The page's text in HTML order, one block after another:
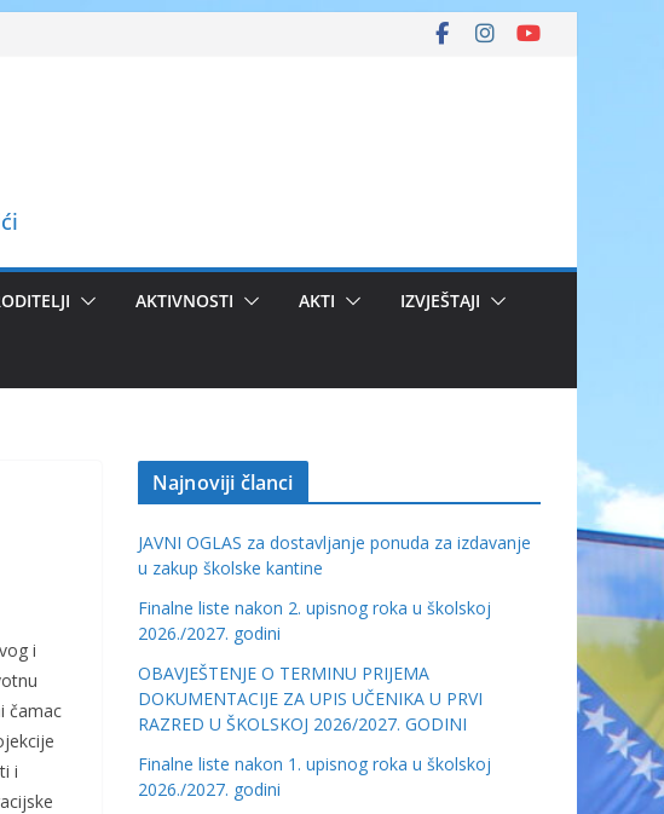
AKTIVNOSTI AKTI IZVJEŠTAJI
i
čamac
i
Najnoviji članci
JAVNI OGLAS za dostavljanje ponuda za izdavanje
u zakup školske kantine
Finalne liste nakon 2. upisnog roka u školskoj
2026./2027. godini
OBAVJEŠTENJE O TERMINU PRIJEMA
DOKUMENTACIJE ZA UPIS UČENIKA U PRVI
RAZRED U ŠKOLSKOJ 2026/2027. GODINI
Finalne liste nakon 1. upisnog roka u školskoj
2026./2027. godini